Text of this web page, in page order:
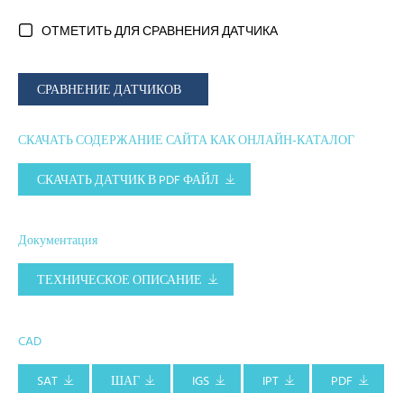
ОТМЕТИТЬ ДЛЯ СРАВНЕНИЯ ДАТЧИКА
СРАВНЕНИЕ ДАТЧИКОВ
СКАЧАТЬ СОДЕРЖАНИЕ САЙТА КАК ОНЛАЙН-КАТАЛОГ
СКАЧАТЬ ДАТЧИК В PDF ФАЙЛ
Документация
ТЕХНИЧЕСКОЕ ОПИСАНИЕ
CAD
SAT
ШАГ IGS IPT PDF